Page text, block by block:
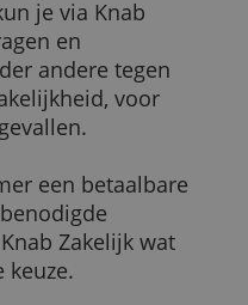
deel uit van het
voor 35 euro per
specifieke diensten
Knab biedt
kun je via Knab